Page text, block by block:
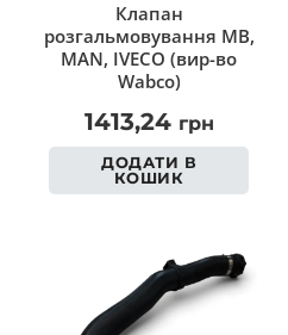
Клапан
розгальмовування MB,
MAN, IVECO (вир-во
Wabco)
1413,24 грн
ДОДАТИ В
КОШИК